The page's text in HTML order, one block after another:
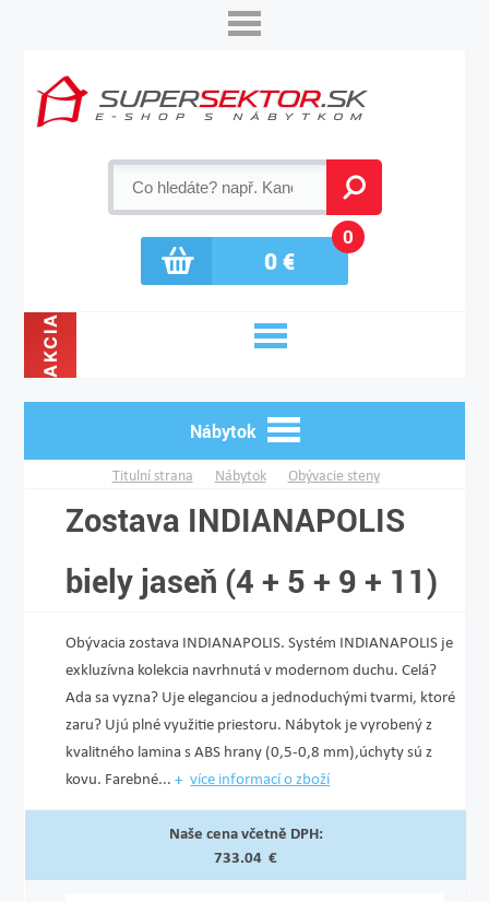
0€
0
AKCIA
Nábytok
Titulní strana Nábytok Obývacie steny
Zostava INDIANAPOLIS
biely jaseň (4 + 5 + 9 + 11)
Obývacia zostava INDIANAPOLIS. Systém INDIANAPOLIS je
exkluzívna kolekcia navrhnutá v modernom duchu. Celá?
Ada sa vyzna? Uje eleganciou a jednoduchými tvarmi, ktoré
zaru? Ujú plné využitie priestoru. Nábytok je vyrobený z
kvalitného lamina s ABS hrany (0,5-0,8 mm),úchyty sú z
kovu. Farebné...
více informací o zboží
Naše cena včetně DPH:
733.04 €